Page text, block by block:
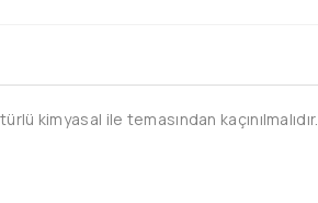
kimyasal ile temasından kaçınılmalıdır.